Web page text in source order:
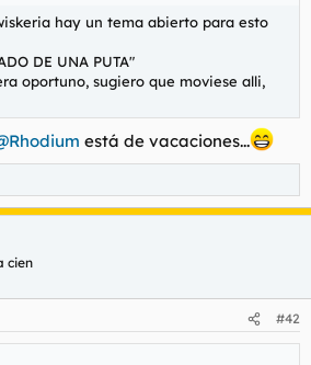
hay un tema abierto para esto
DE UNA PUTA"
oportuno, sugiero que moviese alli,
está de vacaciones...
cien
#42